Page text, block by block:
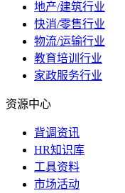
地产/建筑行业
快消/零售行业
物流/运输行业
教育培训行业
家政服务行业
资源中心
背调资讯
HR知识库
工具资料
市场活动